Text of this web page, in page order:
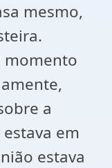
mesmo,
momento
a
em
estava